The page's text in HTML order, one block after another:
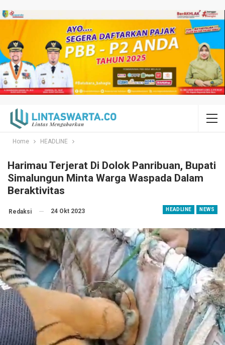
Home HEADLINE
Harimau Terjerat Di Dolok Panribuan, Bupati
Simalungun Minta Warga Waspada Dalam
Beraktivitas
HEADLINE NEWS
Redaksi 24 Okt 2023